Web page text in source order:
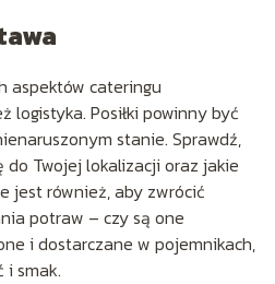
aspektów cateringu
logistyka. Posiłki powinny być
stanie. Sprawdź,
Twojej lokalizacji oraz jakie
jest również, aby zwrócić
potraw – czy są one
i dostarczane w pojemnikach,
i smak.